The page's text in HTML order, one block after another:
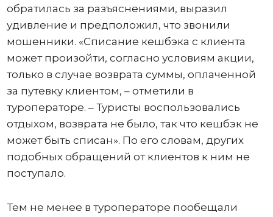
обратилась за разъяснениями, выразил
удивление и предположил, что звонили
мошенники. «Списание кешбэка с клиента
может произойти, согласно условиям акции,
только в случае возврата суммы, оплаченной
за путевку клиентом, – отметили в
туроператоре. – Туристы воспользовались
отдыхом, возврата не было, так что кешбэк не
может быть списан». По его словам, других
подобных обращений от клиентов к ним не
поступало.
Тем не менее в туроператоре пообещали